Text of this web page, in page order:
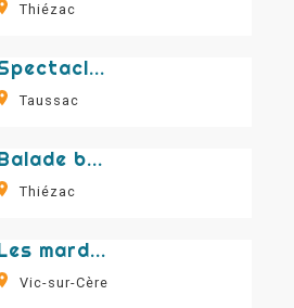
Thiézac
Spectacle équestre : en galopant à travers le temps
Taussac
Balade botanique dans le Pas des Rocs
Thiézac
Les mardis gourmands
Vic-sur-Cère